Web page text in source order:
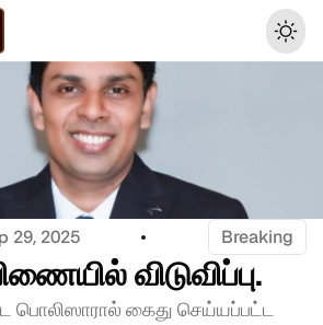
29, 2025 Breaking
விடுவிப்பு.
பொலிஸாரால் கைது செய்யப்பட்ட